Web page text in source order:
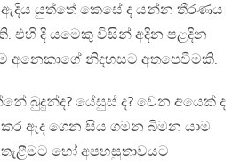
ඇදිය යුත්තේ කෙසේ ද යන්න තීරණය
එහි දී යමෙකු විසින් අදින පළදින
අනෙකාගේ නිදහසට අතපෙවීමකි.
බුදුන්ද? යේසුස් ද? වෙන අයෙක් ද
ඇද ගෙන සිය ගමන බිමන යාම
හෝ අපහසුතාවයට